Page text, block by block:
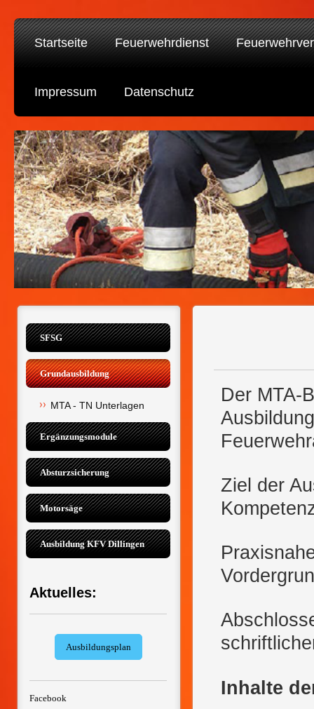
Startseite Feuerwehrdienst
Impressum Datenschutz
SFSG
Grundausbildung
MTA - TN Unterlagen
Ergänzungsmodule
Absturzsicherung
Motorsäge
Ausbildung KFV Dillingen
Aktuelles:
Ausbildungsplan
Facebook
Der MTA-
Ziel der
Inhalte